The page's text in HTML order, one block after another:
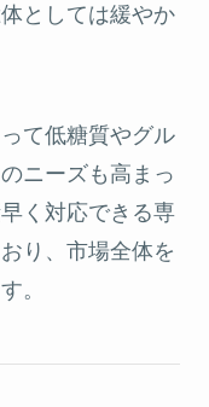
としては緩やか
て低糖質やグル
ニーズも高まっ
く対応できる専
り、市場全体を
。